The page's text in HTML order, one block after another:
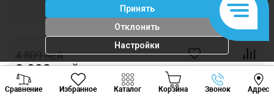
4 809лей
3 993лей
Сравнение Избранное Каталог Корзина Звонок Адрес
Viber Whatsapp
Принять
Отклонить
Настройки